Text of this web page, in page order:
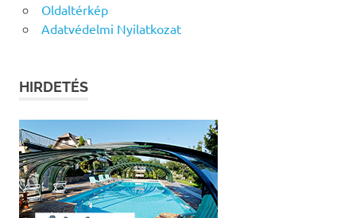
Oldaltérkép
Adatvédelmi Nyilatkozat
HIRDETÉS